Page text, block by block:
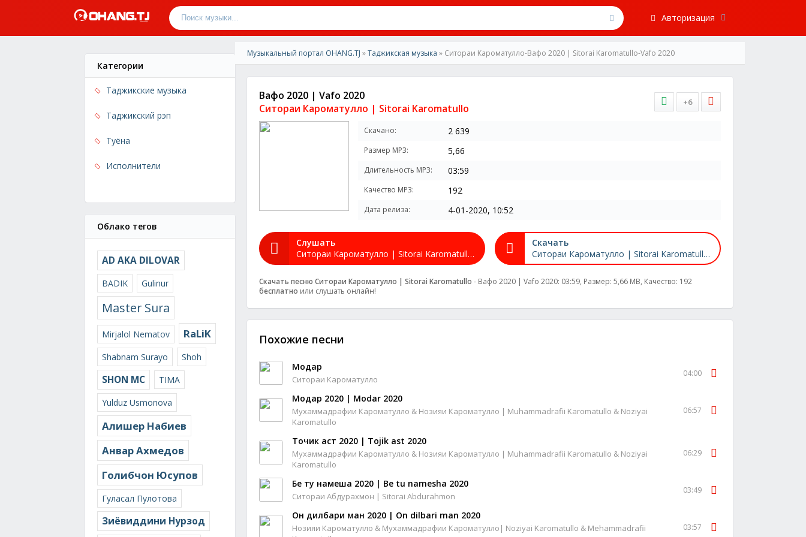
Авторизация
Категории
Таджикские музыка
Таджикский рэп
Туёна
Исполнители
Облако тегов
AD AKA DILOVAR
BADIK Gulinur
Master Sura
Mirjalol Nematov RaLiK
Shabnam Surayo Shoh
SHON MC
TIMA
Yulduz Usmonova
Алишер Набиев
Анвар Ахмедов
Голибчон Юсупов
Гуласал Пулотова
Зиёвиддини Нурзод
Музыкальный портал OHANG.TJ »Таджикская музыка » Ситораи Кароматулло-Вафо 2020 | Sitorai Karomatullo-Vafo 2020
Вафо 2020 | Vafo 2020
Ситораи Кароматулло | Sitorai Karomatullo
+6
Скачано: 2 639
Размер MP3: 5,66
Длительность MP3: 03:59
Качество MP3: 192
Дата релиза: 4-01-2020, 10:52
Слушать
Ситораи Кароматулло | Sitorai Karomatullo - Вафо 2020 | Vafo 2020
Скачать
Ситораи Кароматулло | Sitorai Karomatullo - Вафо 2020 | Vafo 2020
Скачать песню Ситораи Кароматулло | Sitorai Karomatullo - Вафо 2020 | Vafo 2020: 03:59, Размер: 5,66 MB, Качество: 192
бесплатно или слушать онлайн!
Похожие песни
Модар
Ситораи Кароматулло
04:00
Модар 2020 | Modar 2020
Мухаммадрафии Кароматулло & Нозияи Кароматулло | Muhammadrafii Karomatullo & Noziyai
Karomatullo
06:57
Точик аст 2020 | Tojik ast 2020
Мухаммадрафии Кароматулло & Нозияи Кароматулло | Muhammadrafii Karomatullo & Noziyai
Karomatullo
06:29
Бе ту намеша 2020 | Be tu namesha 2020
Ситораи Абдурахмон | Sitorai Abdurahmon
03:49
Он дилбари ман 2020 | On dilbari man 2020
Нозияи Кароматулло & Мухаммадрафии Кароматулло| Noziyai Karomatullo & Mehammadrafii
03:57